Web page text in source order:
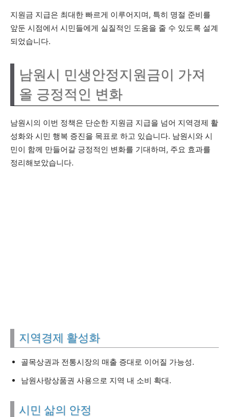
지원금 지급은 최대한 빠르게 이루어지며, 특히 명절 준비를
앞둔 시점에서 시민들에게 실질적인 도움을 줄 수 있도록 설계
되었습니다.
남원시 민생안정지원금이 가져
올 긍정적인 변화
남원시의 이번 정책은 단순한 지원금 지급을 넘어 지역경제 활
성화와 시민 행복 증진을 목표로 하고 있습니다. 남원시와 시
민이 함께 만들어갈 긍정적인 변화를 기대하며, 주요 효과를
정리해보았습니다.
지역경제 활성화
골목상권과 전통시장의 매출 증대로 이어질 가능성.
남원사랑상품권 사용으로 지역 내 소비 확대.
시민 삶의 안정